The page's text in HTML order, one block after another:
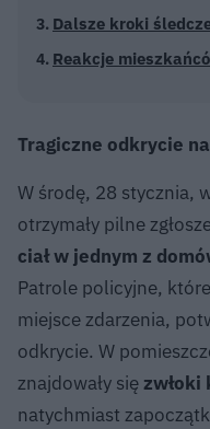
Dalsze kroki
Reakcje
Tragiczne odkrycie
W środę, 28 stycznia,
otrzymały pilne
ciał w jednym z
Patrole policyjne,
miejsce zdarzenia,
odkrycie. W
znajdowały się zwłoki
natychmiast